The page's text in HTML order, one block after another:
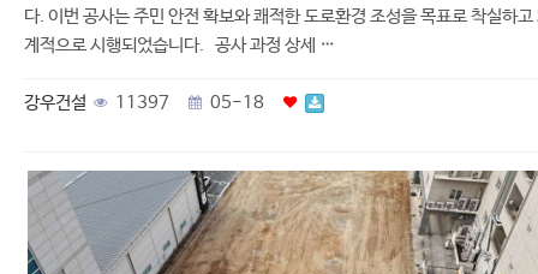
다. 이번 공사는 주민 안전 확보와 쾌적한 도로환경 조성을 목표로 착실하고
계적으로 시행되었습니다. 공사 과정 상세 …
강우건설 11397 05-18